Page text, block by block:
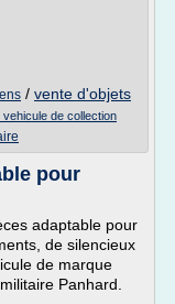
/ vente d'objets
vehicule de collection
pour
adaptable pour
de silencieux
de marque
Panhard.